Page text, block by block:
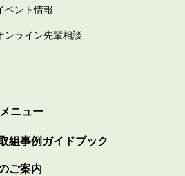
ベント情報
ンライン先輩相談
ニュー
組事例ガイドブック
ご案内